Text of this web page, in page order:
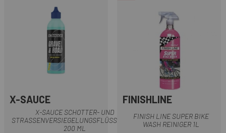
X-SAUCE
X-SAUCE SCHOTTER- UND
STRASSENVERSIEGELUNGSFLÜSSIGKEIT 2
00 ML
FINISHLINE
FINISH LINE SUPER BIKE
WASH REINIGER 1L